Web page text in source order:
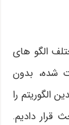
الگو های
شده، بدون
الگوریتم را
قرار دادیم.